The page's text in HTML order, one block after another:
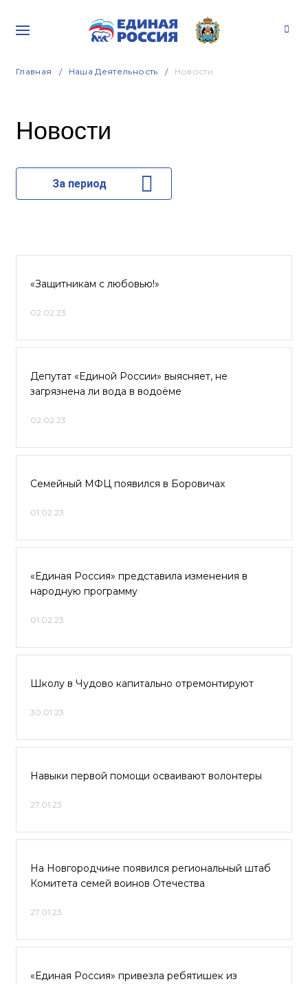
Главная Наша Деятельность Новости
Новости
За период
«Защитникам с любовью!»
02.02.23
Депутат «Единой России» выясняет, не
загрязнена ли вода в водоёме
02.02.23
Семейный МФЦ появился в Боровичах
01.02.23
«Единая Россия» представила изменения в
народную программу
01.02.23
Школу в Чудово капитально отремонтируют
30.01.23
Навыки первой помощи осваивают волонтеры
27.01.23
На Новгородчине появился региональный штаб
Комитета семей воинов Отечества
27.01.23
«Единая Россия» привезла ребятишек из